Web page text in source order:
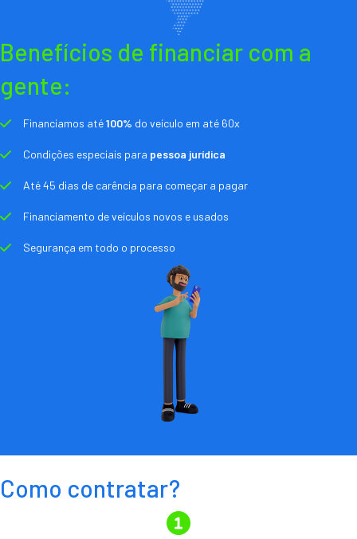
Benefícios de financiar com a
gente:
Financiamos até100% do veículo em até 60x
Condições especiais para pessoa jurídica
Até 45 dias de carência para começar a pagar
Financiamento de veículos novos e usados
Segurança em todo o processo
Como contratar?